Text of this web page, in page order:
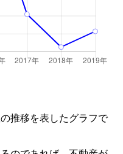
推移を表したグラフで